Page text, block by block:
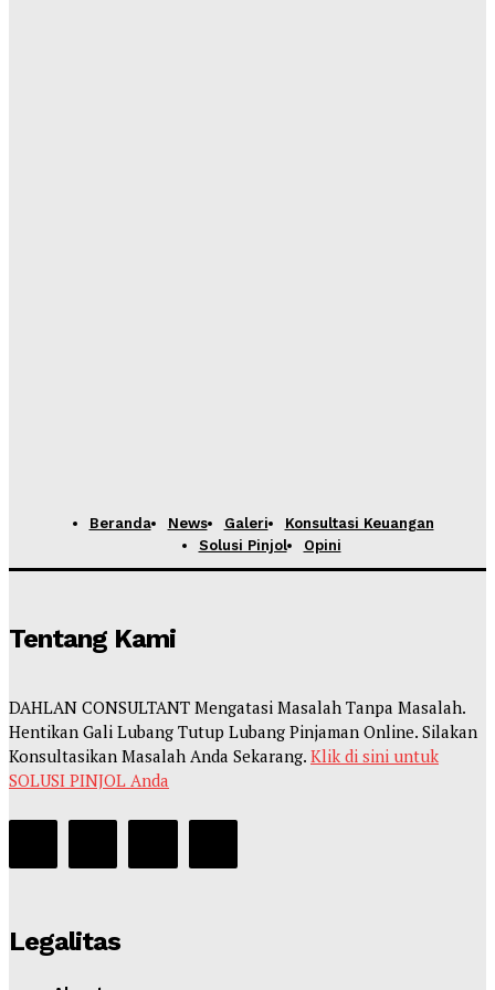
Beranda News Galeri
Konsultasi Keuangan
Solusi Pinjol
Opini
Tentang Kami
DAHLAN CONSULTANT Mengatasi Masalah Tanpa Masalah.
Hentikan Gali Lubang Tutup Lubang Pinjaman Online. Silakan
Konsultasikan Masalah Anda Sekarang. Klik di sini untuk
SOLUSI PINJOL Anda
Legalitas